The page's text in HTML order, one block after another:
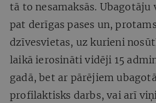
tā to nesamaksās.
pat derīgas pases un,
dzīvesvietas, uz kurieni
laikā ierosināti vidēji 15
gadā, bet ar pārējiem
profilaktisks darbs, vai arī